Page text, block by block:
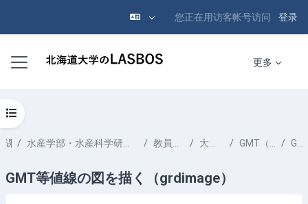
您正在用访客帐号访问 登录
停靠面板 更多
课程 水産学部・水産科学研究院 School of Fisheries Sciences & Faculty of Fisheries Sciences 教員一覧 List of Professors 大木 淳之 OOKI Atsushi GMT（Generic Mapping Tools） GMT-courses
GMT等値線の図を描く（grdimage）
打开课程索引